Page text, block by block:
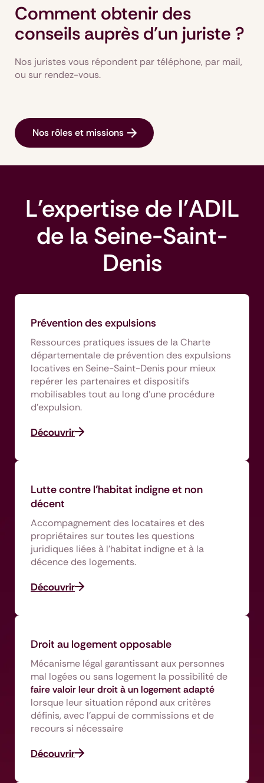
Comment obtenir des
conseils auprès d'un juriste ?
Nos juristes vous répondent par téléphone, par mail,
ou sur rendez-vous.
Nos rôles et missions
L'expertise de l'ADIL
de la Seine-Saint-
Denis
Prévention des expulsions
Ressources pratiques issues de la Charte
départementale de prévention des expulsions
locatives en Seine-Saint-Denis pour mieux
repérer les partenaires et dispositifs
mobilisables tout au long d’une procédure
d’expulsion.
Découvrir
Lutte contre l’habitat indigne et non
décent
Accompagnement des locataires et des
propriétaires sur toutes les questions
juridiques liées à l'habitat indigne et à la
décence des logements.
Découvrir
Droit au logement opposable
Mécanisme légal garantissant aux personnes
mal logées ou sans logement la possibilité de
faire valoir leur droit à un logement adapté
lorsque leur situation répond aux critères
définis, avec l’appui de commissions et de
recours si nécessaire
Découvrir